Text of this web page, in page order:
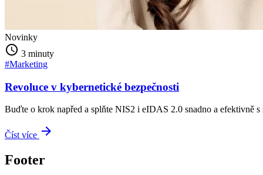
Novinky
schedule 3 minuty
#Marketing
Revoluce v kybernetické bezpečnosti
Buďte o krok napřed a splňte NIS2 i eIDAS 2.0 snadno a efektivně
Číst více arrow_forward
Footer